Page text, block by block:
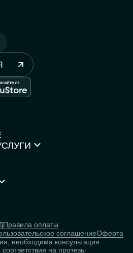
Правила оплаты
соглашениеОферта
необходима консультация
на протезы